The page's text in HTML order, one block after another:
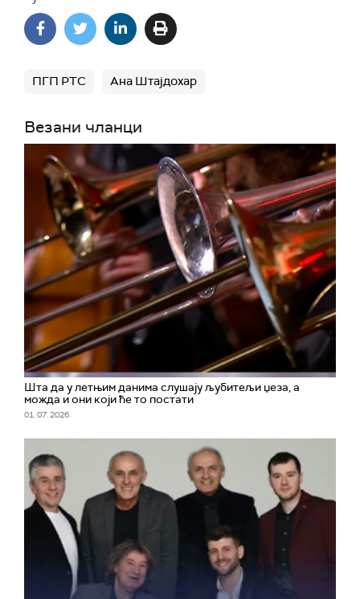
ПГП РТС Ана Штајдохар
Везани чланци
Шта да у летњим данима слушају љубитељи џеза, а
можда и они који ће то постати
01. 07. 2026.